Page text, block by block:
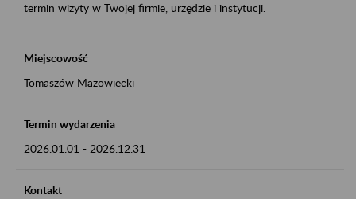
termin wizyty w Twojej firmie, urzędzie i instytucji.
Miejscowość
Tomaszów Mazowiecki
Termin wydarzenia
2026.01.01 - 2026.12.31
Kontakt